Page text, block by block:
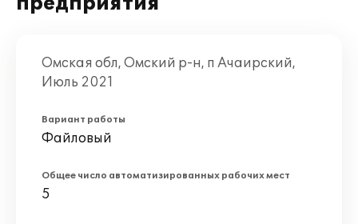
Омская обл, Омский р-н, п Ачаирский,
Июль 2021
Вариант работы
Файловый
Общее число автоматизированных рабочих мест
5